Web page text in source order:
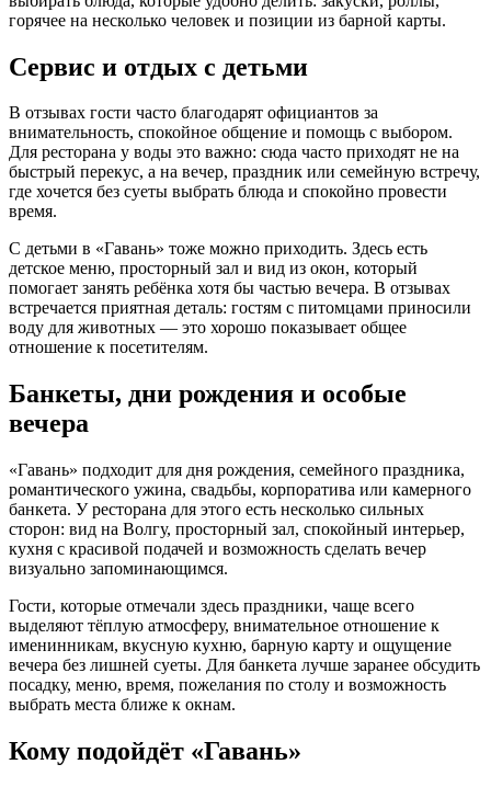
горячее на несколько человек и позиции из барной карты.
Сервис и отдых с детьми
В отзывах гости часто благодарят официантов за
внимательность, спокойное общение и помощь с выбором.
Для ресторана у воды это важно: сюда часто приходят не на
быстрый перекус, а на вечер, праздник или семейную встречу,
где хочется без суеты выбрать блюда и спокойно провести
время.
С детьми в «Гавань» тоже можно приходить. Здесь есть
детское меню, просторный зал и вид из окон, который
помогает занять ребёнка хотя бы частью вечера. В отзывах
встречается приятная деталь: гостям с питомцами приносили
воду для животных — это хорошо показывает общее
отношение к посетителям.
Банкеты, дни рождения и особые
вечера
«Гавань» подходит для дня рождения, семейного праздника,
романтического ужина, свадьбы, корпоратива или камерного
банкета. У ресторана для этого есть несколько сильных
сторон: вид на Волгу, просторный зал, спокойный интерьер,
кухня с красивой подачей и возможность сделать вечер
визуально запоминающимся.
Гости, которые отмечали здесь праздники, чаще всего
выделяют тёплую атмосферу, внимательное отношение к
именинникам, вкусную кухню, барную карту и ощущение
вечера без лишней суеты. Для банкета лучше заранее обсудить
посадку, меню, время, пожелания по столу и возможность
выбрать места ближе к окнам.
Кому подойдёт «Гавань»